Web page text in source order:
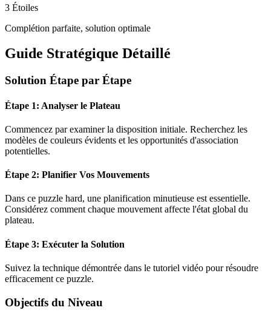
3 Étoiles
Complétion parfaite, solution optimale
Guide Stratégique Détaillé
Solution Étape par Étape
Étape 1: Analyser le Plateau
Commencez par examiner la disposition initiale. Recherchez les
modèles de couleurs évidents et les opportunités d'association
potentielles.
Étape 2: Planifier Vos Mouvements
Dans ce puzzle hard, une planification minutieuse est essentielle.
Considérez comment chaque mouvement affecte l'état global du
plateau.
Étape 3: Exécuter la Solution
Suivez la technique démontrée dans le tutoriel vidéo pour résoudre
efficacement ce puzzle.
Objectifs du Niveau